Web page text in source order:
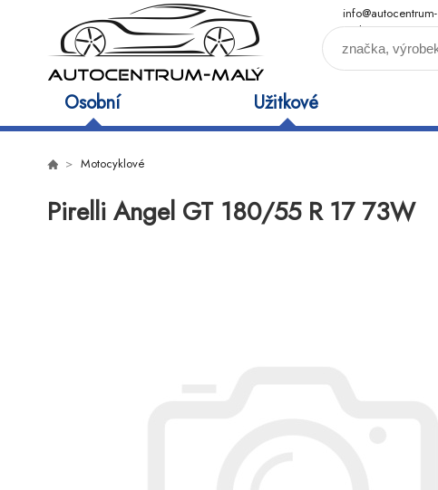
info@autocentrum-
maly.cz
Osobní Užitkové
Motocyklové
Pirelli Angel GT 180/55 R 17 73W